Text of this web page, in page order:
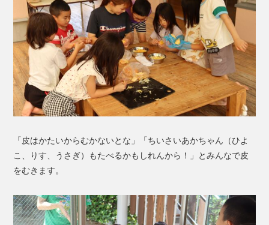
「皮はかたいからむかないとな」「ちいさいあかちゃん（ひよ
こ、りす、うさぎ）もたべるかもしれんから！」とみんなで皮
をむきます。